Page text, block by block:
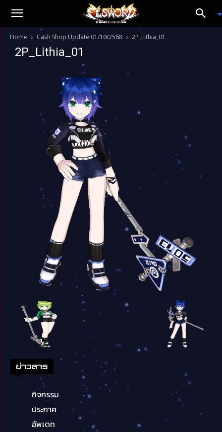
Home Cash Shop Update 01/10/2568 2P_Lithia_01
2P_Lithia_01
ข่าวสาร
กิจกรรม
ประกาศ
อัพเดท